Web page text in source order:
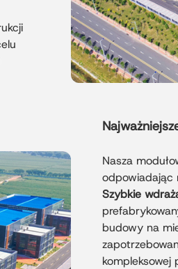
Nasza
odpowiadając
Szybkie
budowy na
kompleksowej